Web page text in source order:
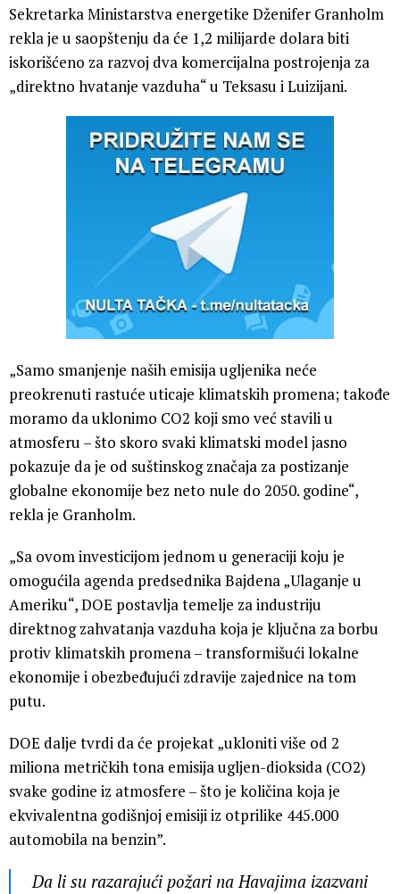
Sekretarka Ministarstva energetike Dženifer Granholm
rekla je u saopštenju da će 1,2 milijarde dolara biti
iskorišćeno za razvoj dva komercijalna postrojenja za
„direktno hvatanje vazduha“ u Teksasu i Luizijani.
„Samo smanjenje naših emisija ugljenika neće
preokrenuti rastuće uticaje klimatskih promena; takođe
moramo da uklonimo CO2 koji smo već stavili u
atmosferu – što skoro svaki klimatski model jasno
pokazuje da je od suštinskog značaja za postizanje
globalne ekonomije bez neto nule do 2050. godine“,
rekla je Granholm.
„Sa ovom investicijom jednom u generaciji koju je
omogućila agenda predsednika Bajdena „Ulaganje u
Ameriku“, DOE postavlja temelje za industriju
direktnog zahvatanja vazduha koja je ključna za borbu
protiv klimatskih promena – transformišući lokalne
ekonomije i obezbeđujući zdravije zajednice na tom
putu.
DOE dalje tvrdi da će projekat „ukloniti više od 2
miliona metričkih tona emisija ugljen-dioksida (CO2)
svake godine iz atmosfere – što je količina koja je
ekvivalentna godišnjoj emisiji iz otprilike 445.000
automobila na benzin”.
Da li su razarajući požari na Havajima izazvani